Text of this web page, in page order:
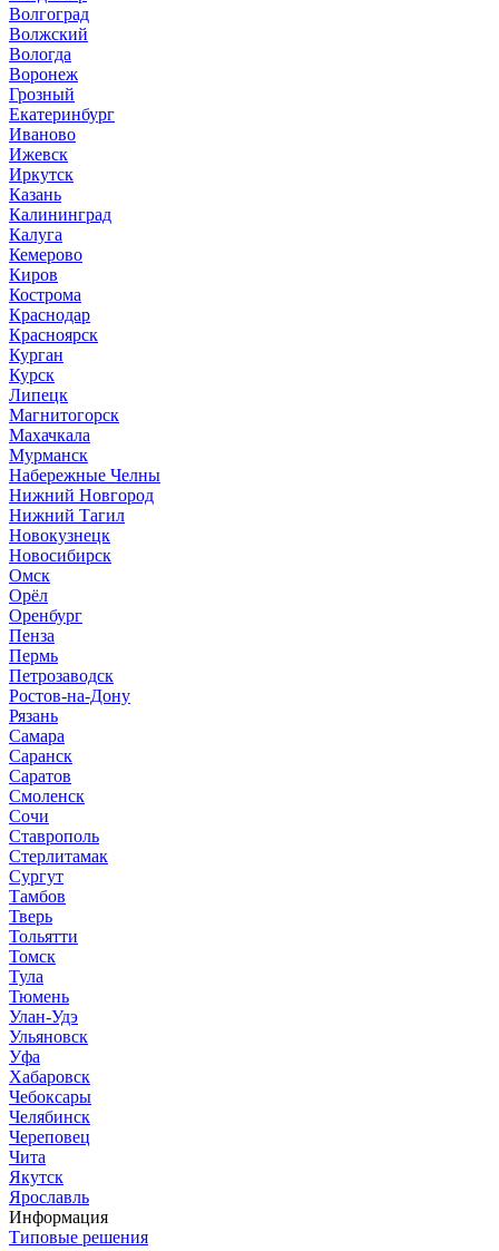
Волгоград
Волжский
Вологда
Воронеж
Грозный
Екатеринбург
Иваново
Ижевск
Иркутск
Казань
Калининград
Калуга
Кемерово
Киров
Кострома
Краснодар
Красноярск
Курган
Курск
Липецк
Магнитогорск
Махачкала
Мурманск
Набережные Челны
Нижний Новгород
Нижний Тагил
Новокузнецк
Новосибирск
Омск
Орёл
Оренбург
Пенза
Пермь
Петрозаводск
Ростов-на-Дону
Рязань
Самара
Саранск
Саратов
Смоленск
Сочи
Ставрополь
Стерлитамак
Сургут
Тамбов
Тверь
Тольятти
Томск
Тула
Тюмень
Улан-Удэ
Ульяновск
Уфа
Хабаровск
Чебоксары
Челябинск
Череповец
Чита
Якутск
Ярославль
Информация
Типовые решения